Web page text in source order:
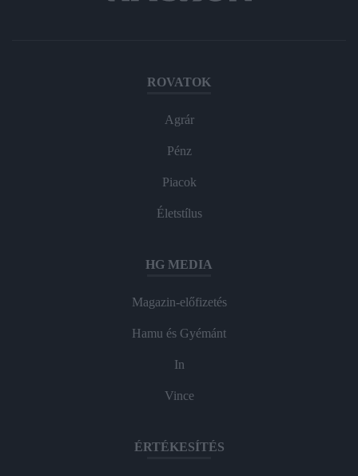
ROVATOK
Agrár
Pénz
Piacok
Életstílus
HG MEDIA
Magazin-előfizetés
Hamu és Gyémánt
In
Vince
ÉRTÉKESÍTÉS